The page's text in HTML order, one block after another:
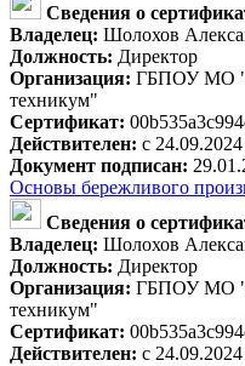
Сведения о
Владелец: Шолохов
Должность: Директор
Организация: ГБПОУ МО
техникум"
Сертификат:
Действителен: с
Документ подписан:
Основы бережливого
Сведения о
Владелец: Шолохов
Должность: Директор
Организация: ГБПОУ МО
техникум"
Сертификат:
Действителен: с